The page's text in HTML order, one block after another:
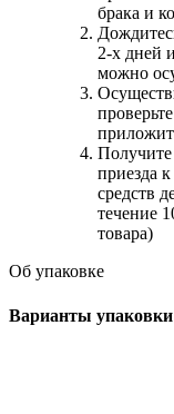
брака и
2-х дней
можно
Получите
приезда
средств
течение
товара)
Об упаковке
Варианты упаковки